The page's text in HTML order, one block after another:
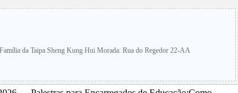
da Taipa Sheng Kung Hui Morada: Rua do Regedor 22-AA